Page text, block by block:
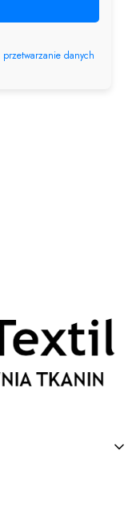
przetwarzanie danych